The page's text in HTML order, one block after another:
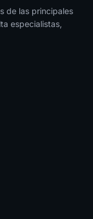
de las principales
especialistas,